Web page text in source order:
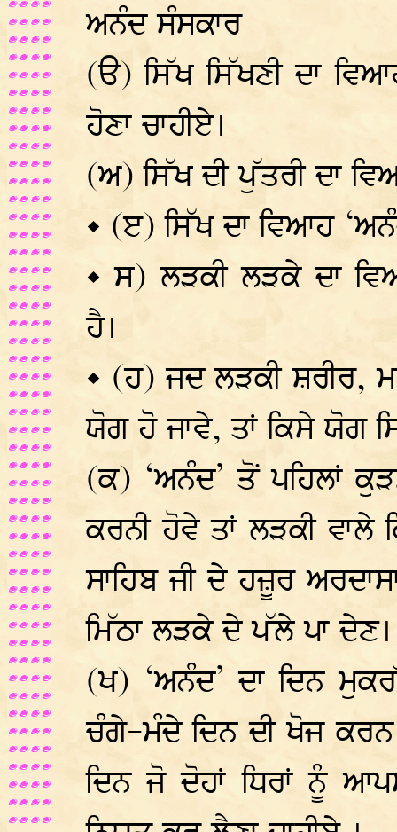
ਅਨੰਦ ਸੰਸਕਾਰ
(ੳ) ਸਿੱਖ ਸਿੱਖਣੀ ਦਾ
ਹੋਣਾ ਚਾਹੀਏ।
(ਅ) ਸਿੱਖ ਦੀ ਪੁੱਤਰੀ ਦਾ
• (ੲ) ਸਿੱਖ ਦਾ ਵਿਆਹ
• ਸ) ਲੜਕੀ ਲੜਕੇ ਦਾ
ਹੈ।
• (ਹ) ਜਦ ਲੜਕੀ
ਯੋਗ ਹੋ ਜਾਵੇ, ਤਾਂ ਕਿਸੇ ਯੋਗ
(ਕ) ‘ਅਨੰਦ’ ਤੋਂ ਪਹਿਲਾਂ
ਕਰਨੀ ਹੋਵੇ ਤਾਂ ਲੜਕੀ ਵਾਲੇ
ਸਾਹਿਬ ਜੀ ਦੇ ਹਜ਼ੂਰ
ਮਿੱਠਾ ਲੜਕੇ ਦੇ ਪੱਲੇ ਪਾ ਦੇਣ।
(ਖ) ‘ਅਨੰਦ’ ਦਾ ਦਿਨ
ਚੰਗੇ-ਮੰਦੇ ਦਿਨ ਦੀ ਖੋਜ
ਦਿਨ ਜੋ ਦੋਹਾਂ ਧਿਰਾਂ ਨੂੰ